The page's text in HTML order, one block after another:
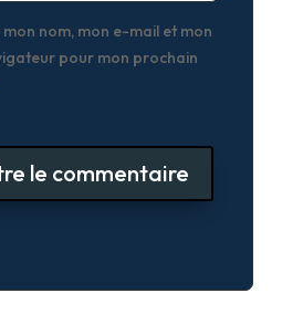
nom, mon e-mail et mon
pour mon prochain
le commentaire